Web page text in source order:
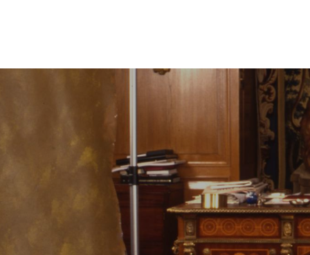
"EN NICARAGUA, LA GRAN
VIOLETA CHAMORRO ME
ESTUVO EXPLICANDO LO
QUE SIGNIFICABA EL REY
DON JUAN CARLOS PARA LA